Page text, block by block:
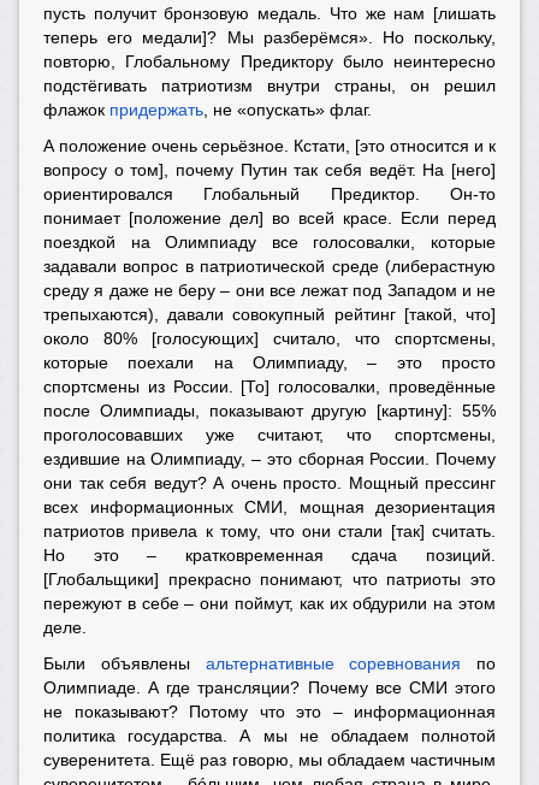
пусть получит бронзовую медаль. Что же нам [лишать
теперь его медали]? Мы разберёмся».
Но поскольку,
повторю, Глобальному Предиктору было неинтересно
подстёгивать патриотизм внутри страны, он решил
флажок придержать , не «опускать» флаг.
А положение очень серьёзное. Кстати, [это относится и к
вопросу о том], почему Путин так себя ведёт. На [него]
ориентировался Глобальный Предиктор. Он-то
понимает [положение дел] во всей красе. Если перед
поездкой на Олимпиаду все голосовалки, которые
задавали вопрос в патриотической среде (либерастную
среду я даже не беру – они все лежат под Западом и не
трепыхаются), давали совокупный рейтинг [такой, что]
около 80% [голосующих] считало, что спортсмены,
которые поехали на Олимпиаду, – это просто
спортсмены из России. [То] голосовалки, проведённые
после Олимпиады, показывают другую [картину]: 55%
проголосовавших уже считают, что спортсмены,
ездившие на Олимпиаду, – это сборная России. Почему
они так себя ведут? А очень просто. Мощный прессинг
всех информационных СМИ, мощная дезориентация
патриотов привела к тому, что они стали [так] считать.
Но это – кратковременная сдача позиций.
[Глобальщики] прекрасно понимают, что патриоты это
пережуют в себе – они поймут, как их обдурили на этом
деле.
Были объявлены альтернативные соревнования по
Олимпиаде. А где трансляции? Почему все СМИ этого
не показывают? Потому что это – информационная
политика государства. А мы не обладаем полнотой
суверенитета. Ещё раз говорю, мы обладаем частичным